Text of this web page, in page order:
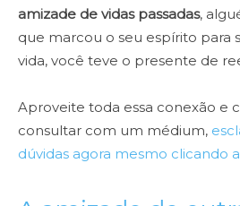
amizade de vidas passadas,
que marcou o seu espírito para
vida, você teve o presente de
Aproveite toda essa conexão e
consultar com um médium,
dúvidas agora mesmo clicando